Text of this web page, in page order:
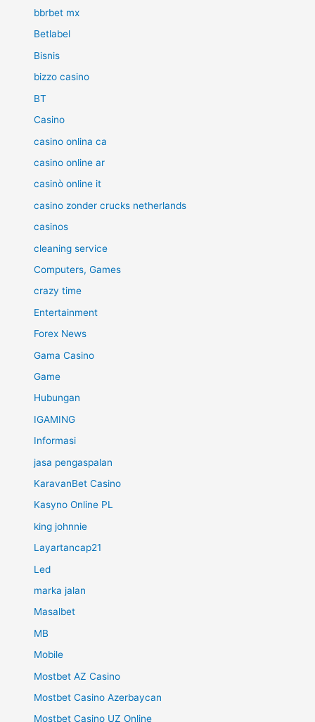
bbrbet mx
Betlabel
Bisnis
bizzo casino
BT
Casino
casino onlina ca
casino online ar
casinò online it
casino zonder crucks netherlands
casinos
cleaning service
Computers, Games
crazy time
Entertainment
Forex News
Gama Casino
Game
Hubungan
IGAMING
Informasi
jasa pengaspalan
KaravanBet Casino
Kasyno Online PL
king johnnie
Layartancap21
Led
marka jalan
Masalbet
MB
Mobile
Mostbet AZ Casino
Mostbet Casino Azerbaycan
Mostbet Casino UZ Online